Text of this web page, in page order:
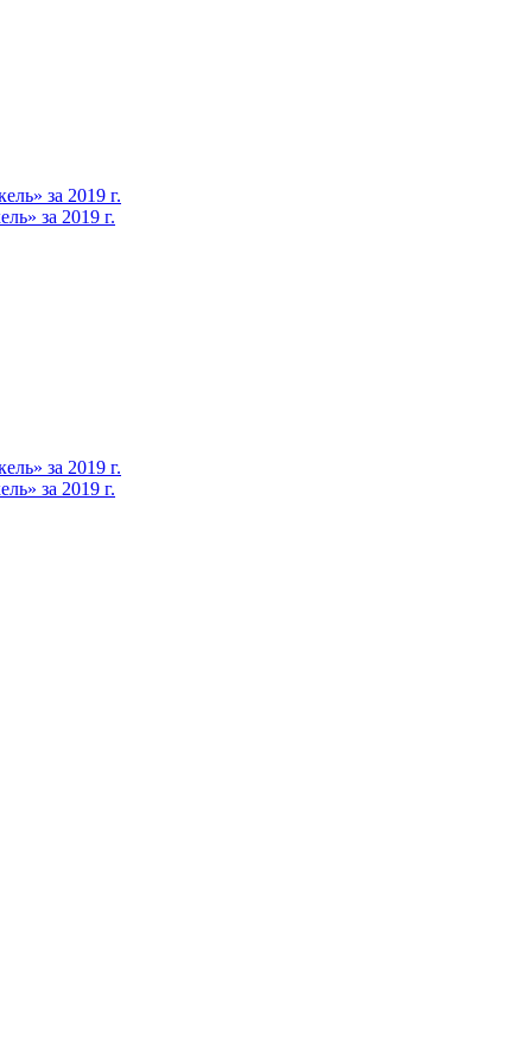
за 2019 г.
за 2019 г.
за 2019 г.
за 2019 г.